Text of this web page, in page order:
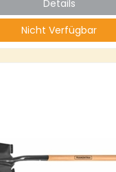
Details
Nicht Verfügbar